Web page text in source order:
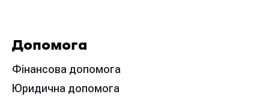
Допомога
Фінансова допомога
Юридична допомога